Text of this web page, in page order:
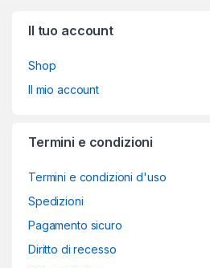
Il tuo account
Shop
Il mio account
Termini e condizioni
Termini e condizioni d'uso
Spedizioni
Pagamento sicuro
Diritto di recesso